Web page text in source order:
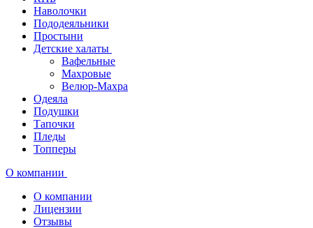
Наволочки
Пододеяльники
Простыни
Детские халаты
Вафельные
Махровые
Велюр-Махра
Одеяла
Подушки
Тапочки
Пледы
Топперы
О компании
О компании
Лицензии
Отзывы